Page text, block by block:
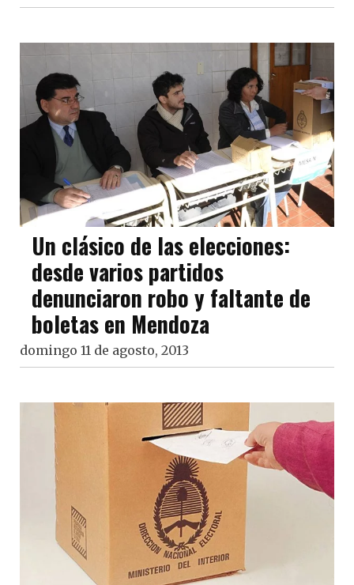
Un clásico de las elecciones:
desde varios partidos
denunciaron robo y faltante de
boletas en Mendoza
domingo 11 de agosto, 2013